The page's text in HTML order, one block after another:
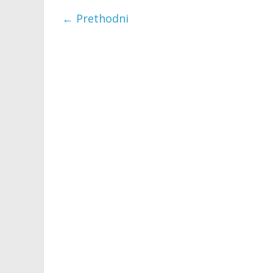
← Prethodni